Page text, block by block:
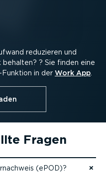
reduzieren und
? Sie finden eine
in der Work App.
Fragen
(ePOD)?